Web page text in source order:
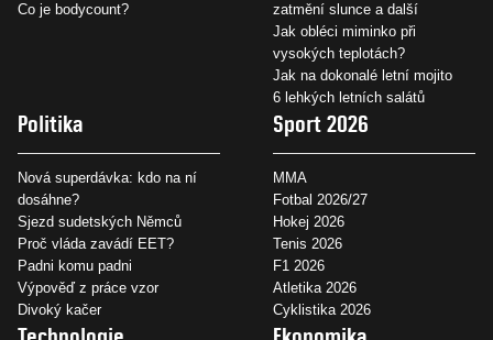
Co je bodycount?
zatmění slunce a další
Jak obléci miminko při
vysokých teplotách?
Jak na dokonalé letní mojito
6 lehkých letních salátů
Politika
Nová superdávka: kdo na ní
dosáhne?
Sjezd sudetských Němců
Proč vláda zavádí EET?
Padni komu padni
Výpověď z práce vzor
Divoký kačer
Sport 2026
MMA
Fotbal 2026/27
Hokej 2026
Tenis 2026
F1 2026
Atletika 2026
Cyklistika 2026